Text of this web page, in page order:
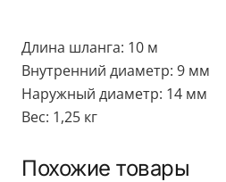
Длина шланга: 10 м
Внутренний диаметр: 9 мм
Наружный диаметр: 14 мм
Вес: 1,25 кг
Похожие товары